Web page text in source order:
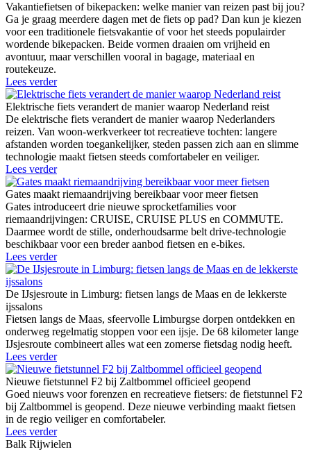
Vakantiefietsen of bikepacken: welke manier van reizen past bij jou?
Ga je graag meerdere dagen met de fiets op pad? Dan kun je kiezen
voor een traditionele fietsvakantie of voor het steeds populairder
wordende bikepacken. Beide vormen draaien om vrijheid en
avontuur, maar verschillen vooral in bagage, materiaal en
routekeuze.
Lees verder
Elektrische fiets verandert de manier waarop Nederland reist
De elektrische fiets verandert de manier waarop Nederlanders
reizen. Van woon-werkverkeer tot recreatieve tochten: langere
afstanden worden toegankelijker, steden passen zich aan en slimme
technologie maakt fietsen steeds comfortabeler en veiliger.
Lees verder
Gates maakt riemaandrijving bereikbaar voor meer fietsen
Gates introduceert drie nieuwe sprocketfamilies voor
riemaandrijvingen: CRUISE, CRUISE PLUS en COMMUTE.
Daarmee wordt de stille, onderhoudsarme belt drive-technologie
beschikbaar voor een breder aanbod fietsen en e-bikes.
Lees verder
De IJsjesroute in Limburg: fietsen langs de Maas en de lekkerste
ijssalons
Fietsen langs de Maas, sfeervolle Limburgse dorpen ontdekken en
onderweg regelmatig stoppen voor een ijsje. De 68 kilometer lange
IJsjesroute combineert alles wat een zomerse fietsdag nodig heeft.
Lees verder
Nieuwe fietstunnel F2 bij Zaltbommel officieel geopend
Goed nieuws voor forenzen en recreatieve fietsers: de fietstunnel F2
bij Zaltbommel is geopend. Deze nieuwe verbinding maakt fietsen
in de regio veiliger en comfortabeler.
Lees verder
Balk Rijwielen